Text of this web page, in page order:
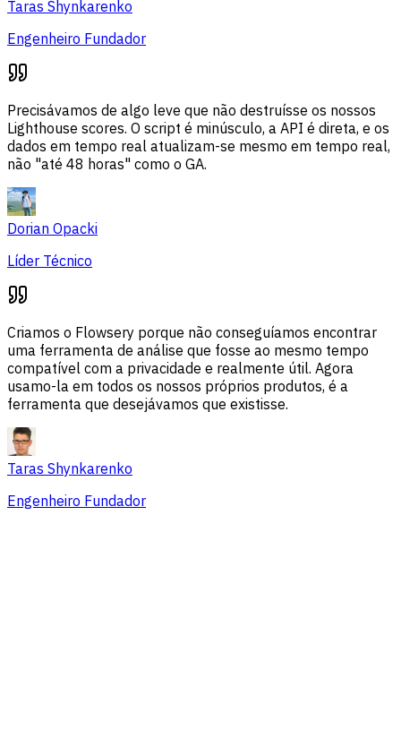
Taras Shynkarenko
Engenheiro Fundador
Precisávamos de algo leve que não destruísse os nossos
Lighthouse scores. O script é minúsculo, a API é direta, e os
dados em tempo real atualizam-se mesmo em tempo real,
não "até 48 horas" como o GA.
Dorian Opacki
Líder Técnico
Criamos o Flowsery porque não conseguíamos encontrar
uma ferramenta de análise que fosse ao mesmo tempo
compatível com a privacidade e realmente útil. Agora
usamo-la em todos os nossos próprios produtos, é a
ferramenta que desejávamos que existisse.
Taras Shynkarenko
Engenheiro Fundador
Visão geral Problemas de sessão